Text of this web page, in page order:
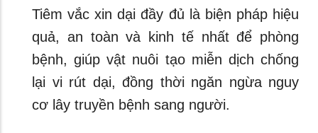
Tiêm vắc xin dại đầy đủ là biện pháp hiệu
quả, an toàn và kinh tế nhất để phòng
bệnh, giúp vật nuôi tạo miễn dịch chống
lại vi rút dại, đồng thời ngăn ngừa nguy
cơ lây truyền bệnh sang người.